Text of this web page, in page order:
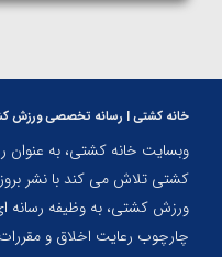
خانه کشتی | رسانه تخصصی ورزش
وبسایت خانه کشتی، به
کشتی تلاش می کند با نشر
ورزش کشتی، به وظیفه رسانه
چارچوب رعایت اخلاق و